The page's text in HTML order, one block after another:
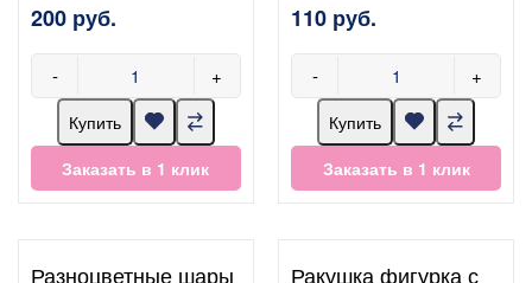
200 руб.
- +
Купить
Заказать в 1 клик
110 руб.
- +
Купить
Заказать в 1 клик
Разноцветные шары Ракушка фигурка с